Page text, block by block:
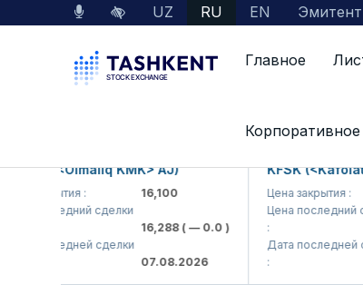
UZ RU EN Эмитент
Главное
Информация о
(<Olmaliq KMK> AJ)
16,100
последний сделки
16,288( — 0.0 )
последней сделки
07.08.2026
KFSK (<Kafolat
Цена закрытия :
Цена последний
Дата последней